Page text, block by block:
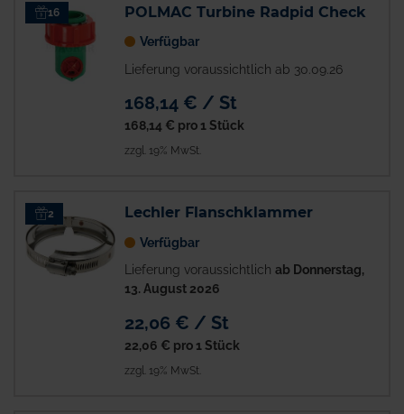
16 POLMAC Turbine Radpid Check
Verfügbar
Lieferung voraussichtlich ab 30.09.26
168,14 € / St
168,14 € pro 1 Stück
zzgl. 19% MwSt.
2 Lechler Flanschklammer
Verfügbar
Lieferung voraussichtlich ab Donnerstag,
13. August 2026
22,06 € / St
22,06 € pro 1 Stück
zzgl. 19% MwSt.